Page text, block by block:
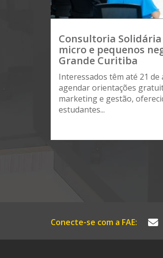
Consultoria
micro e pequenos
Grande Curitiba
Interessados têm até 21
agendar orientações
marketing e gestão,
estudantes...
Conecte-se com a FAE: